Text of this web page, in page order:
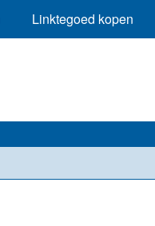
Linktegoed kopen